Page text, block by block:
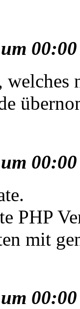
00:00
00:00
PHP
mit
00:00